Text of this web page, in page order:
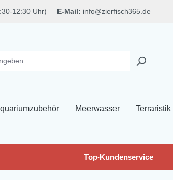
12:30 Uhr) E-Mail: info@zierfisch365.de
Meerwasser Terraristik
Top-Kundenservice